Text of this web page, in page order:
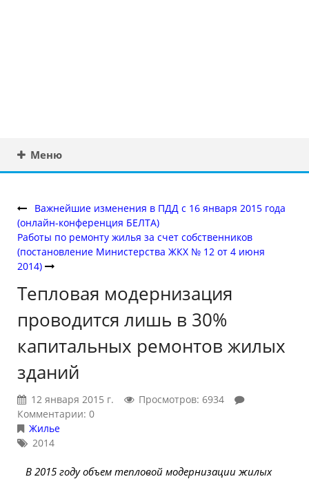
Меню
Важнейшие изменения в ПДД с 16 января 2015 года
(онлайн-конференция БЕЛТА)
Работы по ремонту жилья за счет собственников
(постановление Министерства ЖКХ № 12 от 4 июня
2014)
Тепловая модернизация
проводится лишь в 30%
капитальных ремонтов жилых
зданий
12 января 2015 г.
Просмотров: 6934
Комментарии: 0
Жилье
2014
В 2015 году объем тепловой модернизации жилых